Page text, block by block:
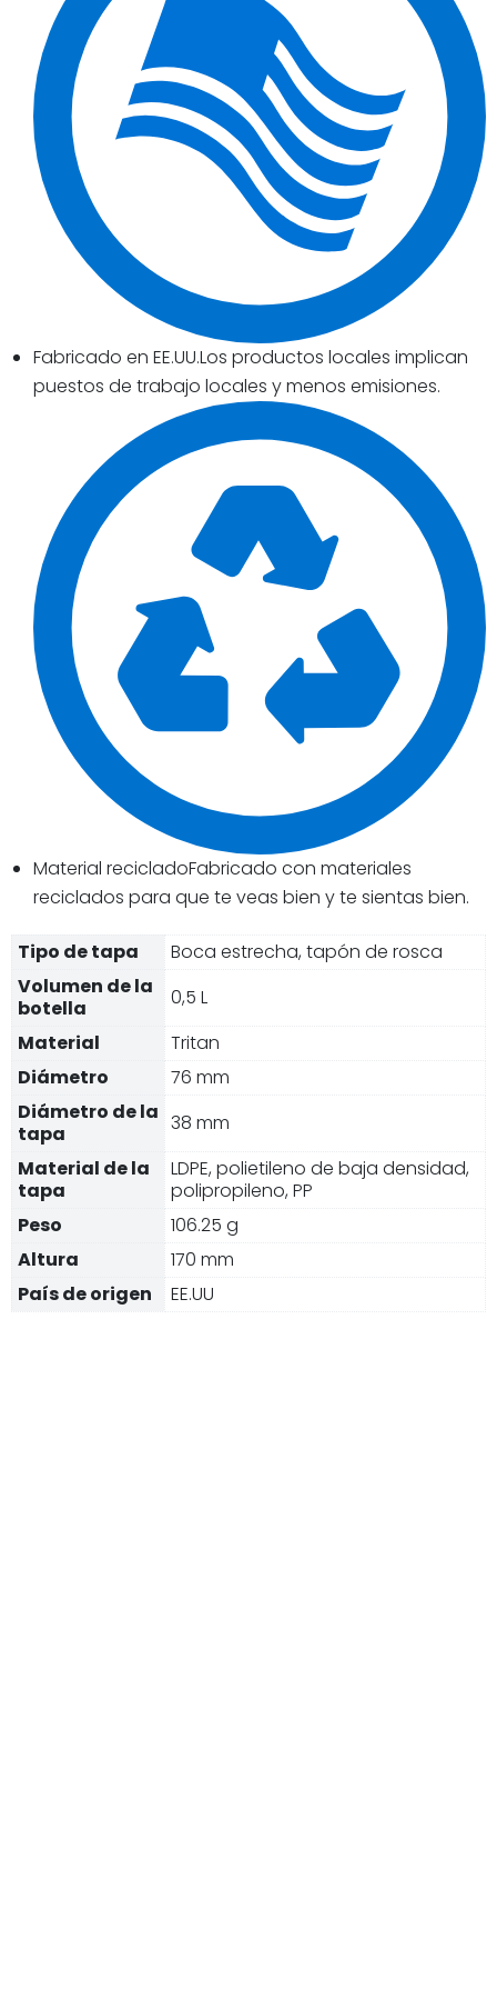
Fabricado en EE.UU.Los productos locales implican
puestos de trabajo locales y menos emisiones.
Material recicladoFabricado con materiales
reciclados para que te veas bien y te sientas bien.
Tipo de tapa
Boca estrecha, tapón de rosca
Volumen de la
botella
0,5 L
Material
Tritan
Diámetro
76 mm
Diámetro de la
tapa
38 mm
Material de la
tapa
LDPE, polietileno de baja densidad,
polipropileno, PP
Peso
106.25 g
Altura
170 mm
País de origen
EE.UU